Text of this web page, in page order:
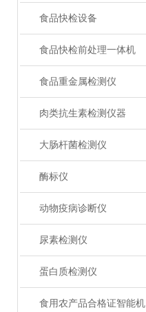
食品快检设备
食品快检前处理一体机
食品重金属检测仪
肉类抗生素检测仪器
大肠杆菌检测仪
酶标仪
动物疫病诊断仪
尿素检测仪
蛋白质检测仪
食用农产品合格证智能机